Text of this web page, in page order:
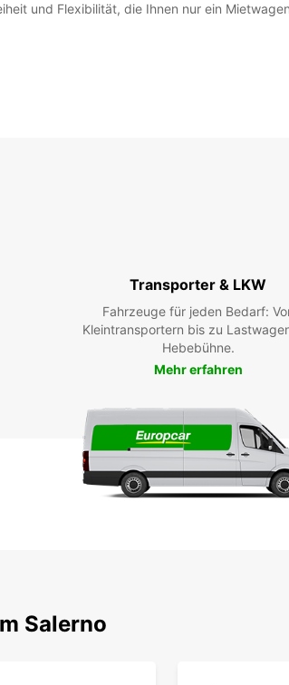
und Flexibilität, die Ihnen nur ein
Transporter & LKW
Fahrzeuge für jeden Bedarf:
Kleintransportern bis zu
Hebebühne.
Mehr erfahren
Salerno